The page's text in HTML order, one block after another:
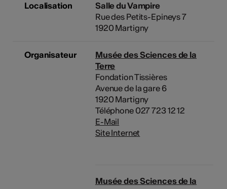
Localisation
Salle du Vampire
Rue des Petits-Epineys 7
1920 Martigny
Organisateur
Musée des Sciences de la
Terre
Fondation Tissières
Avenue de la gare 6
1920 Martigny
Téléphone 027 723 12 12
E-Mail
Site Internet
Musée des Sciences de la